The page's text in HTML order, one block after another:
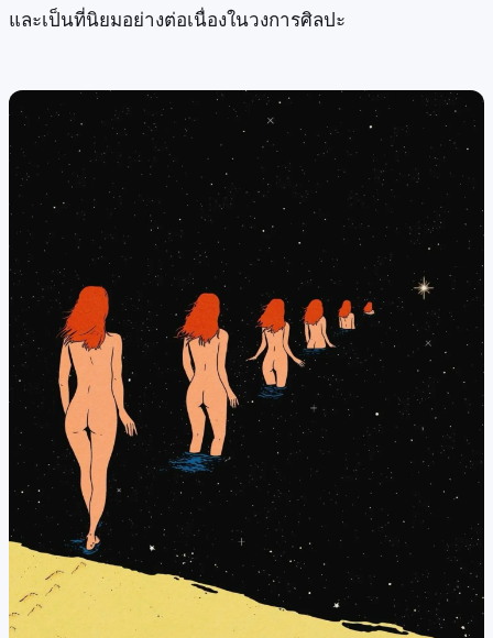
และเป็นที่นิยมอย่างต่อเนื่องในวงการศิลปะ